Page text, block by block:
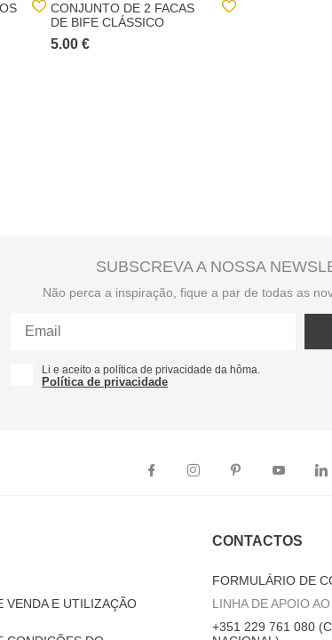
CONJUNTO DE 2 FACAS
DE BIFE CLÁSSICO
5.00 €
SUBSCREVA A NOSSA
Não perca a inspiração, fique a par de todas as
Li e aceito a política de privacidade da hôma.
Política de privacidade
VENDA E UTILIZAÇÃO
CONTACTOS
FORMULÁRIO DE
LINHA DE APOIO
+351 229 761 080